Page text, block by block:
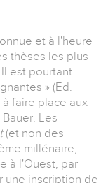
et à l'heure
thèses les plus
est pourtant
» (Ed.
faire place aux
Les
(et non des
millénaire,
à l'Ouest, par
une inscription de